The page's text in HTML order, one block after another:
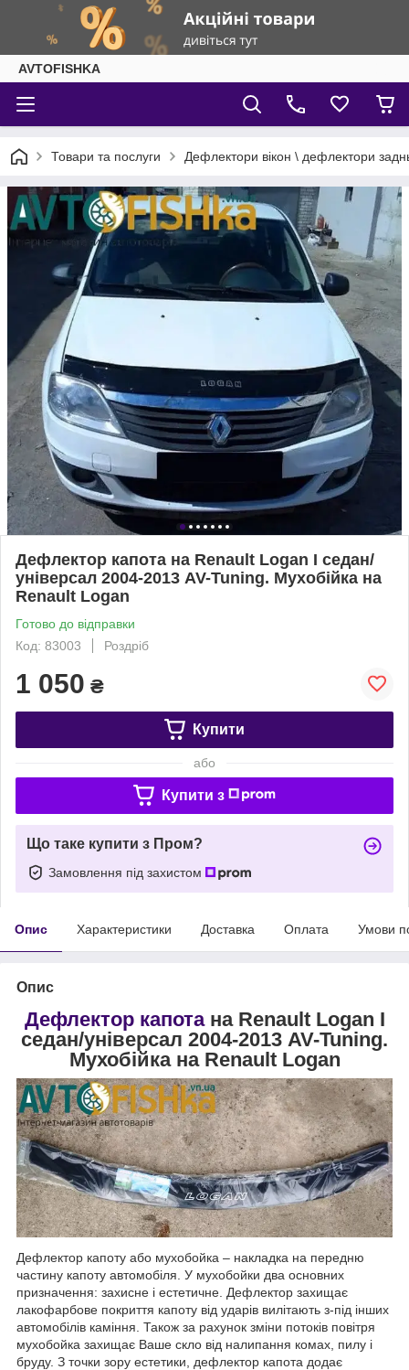
AVTOFISHKA
Товари та послуги Дефлектори вікон \ дефлектори
Дефлектор капота на Renault Logan I седан/
універсал 2004-2013 AV-Tuning. Мухобійка на
Renault Logan
Готово до відправки
Код: 83003
Роздріб
1 050 ₴
Купити
або
Купити з
Що таке купити з Пром?
Замовлення під захистом
Опис Характеристики Доставка Оплата Умови
Опис
Дефлектор капотана Renault Logan I
седан/універсал 2004-2013 AV-Tuning.
Мухобійка на Renault Logan
Дефлектор капоту або мухобойка – накладка на передню
частину капоту автомобіля. У мухобойки два основних
призначення: захисне і естетичне. Дефлектор захищає
лакофарбове покриття капоту від ударів вилітають з-під інших
автомобілів каміння. Також за рахунок зміни потоків повітря
мухобойка захищає Ваше скло від налипання комах, пилу і
бруду. З точки зору естетики, дефлектор капота додає